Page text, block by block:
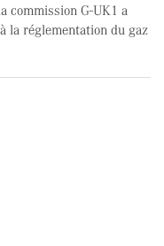
commission G-UK1 a
la réglementation du gaz